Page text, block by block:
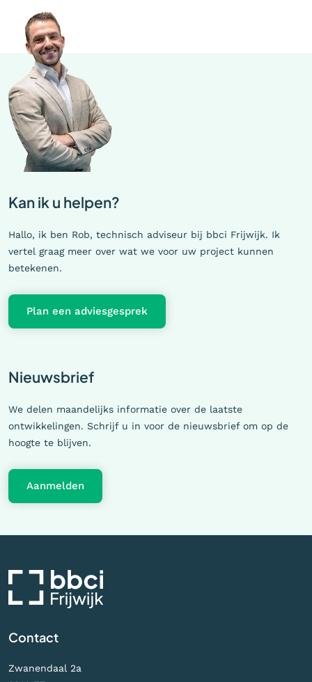
Kan ik u helpen?
Hallo, ik ben Rob, technisch adviseur bij bbci Frijwijk. Ik
vertel graag meer over wat we voor uw project kunnen
betekenen.
Plan een adviesgesprek
Nieuwsbrief
We delen maandelijks informatie over de laatste
ontwikkelingen. Schrijf u in voor de nieuwsbrief om op de
hoogte te blijven.
Aanmelden
Contact
Zwanendaal 2a